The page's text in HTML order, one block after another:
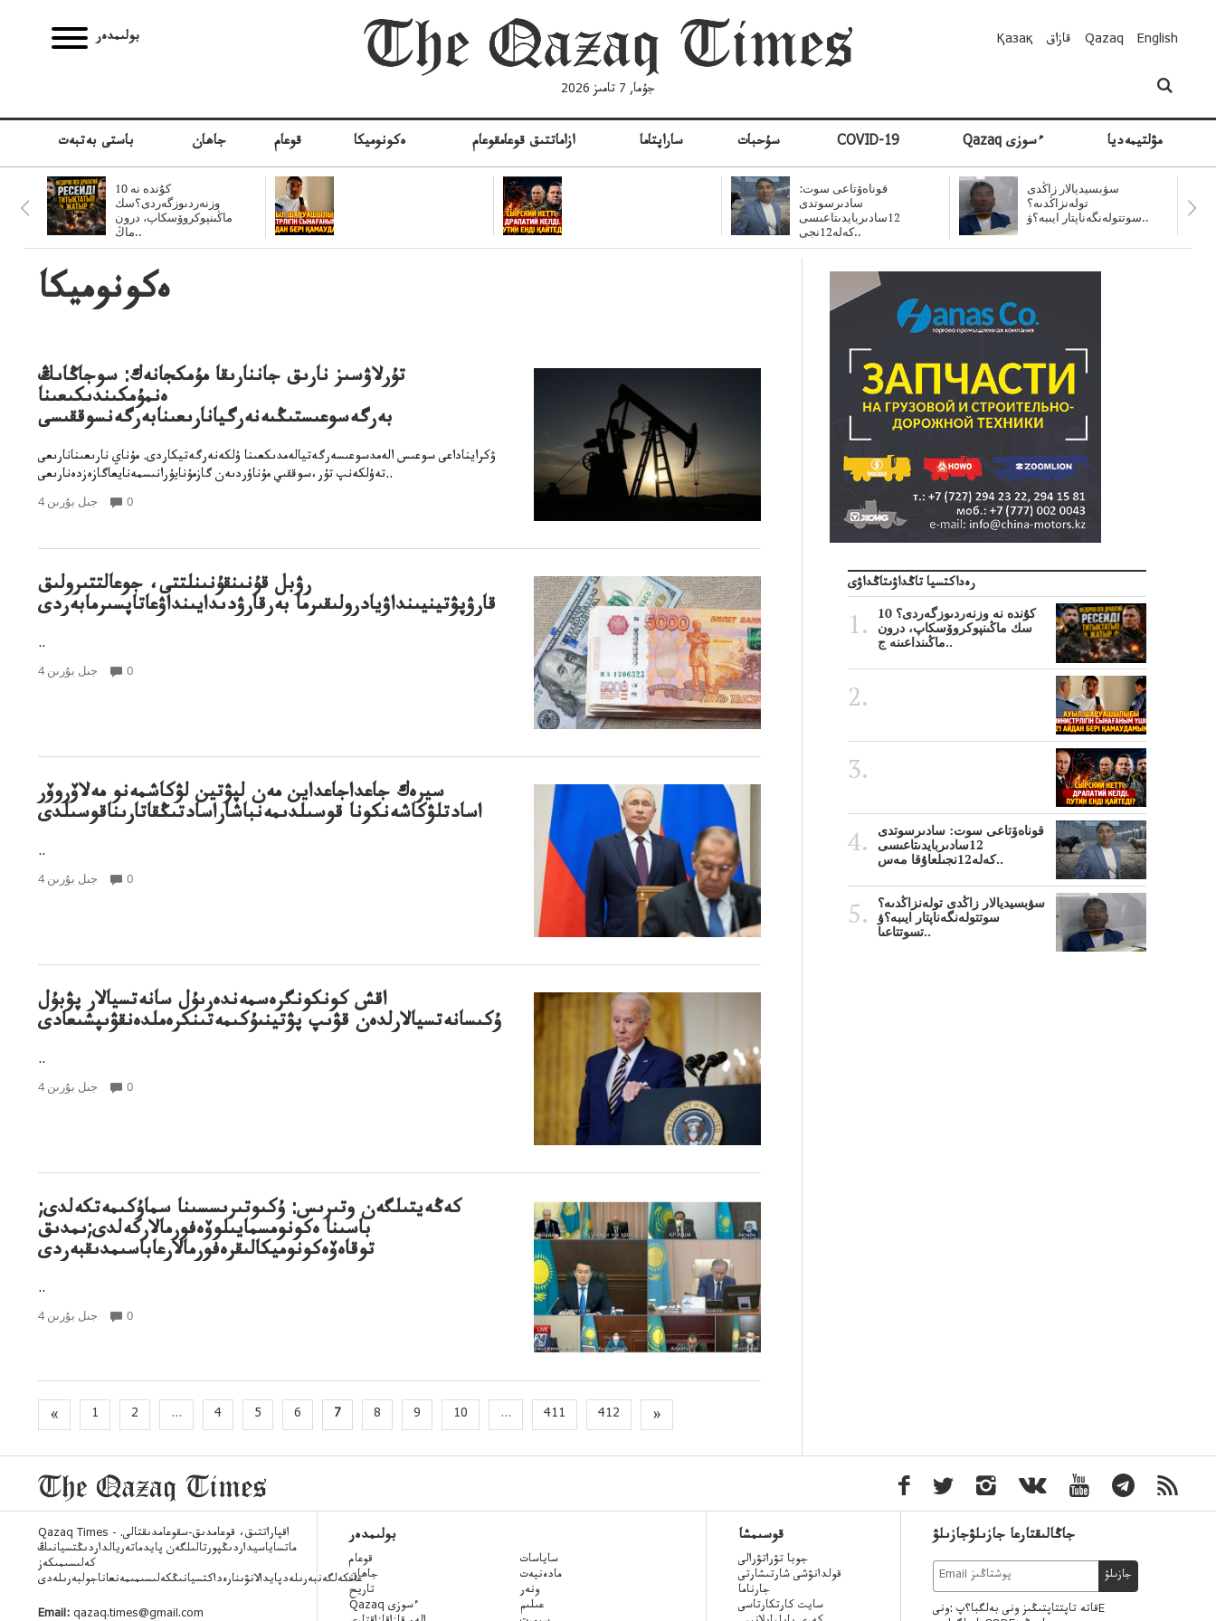
بولىمدەر
جۇما, 7 تامىز 2026
Қазақ قازاق Qazaq English
باستى بەتبەت جاھان قوعام ەكونوميكا ازاماتتىق قوعامقوعام ساراپتاما سۇحبات COVID-19 Qazaq ءسوزى مۋلتيمەديا
10 كۇندە نە
وزنەردىوزگەردى؟سك
ماڭىنپوكروۆسكاپ، درون
ماڭ..
قوناەۆتاعى سوت:
سادىرسوتدى
12سادىربايدىتاعىسى
كەلە12نجى..
سۋبسيديالار زاڭدى
تولەنزاڭدىە؟
سوتتولەنگەناپتار ايىبە؟ۋ..
ەكونوميكا
تۇرلاۋسىز نارىق جاننارىقا مۇمكجانەك: سوجاڭاىڭ
ەنمۇمكىندىكىعىنا
بەرگەسوعىستىڭىەنەرگيانارىعىنابەرگەنسوققىسى
ۋكرايناداعى سوعىس الەمدسوعىسەرگەتيالەمدىكعىنا ۇلكەنەرگەتيكاردى. مۇناي نارىعىنانارىعى
تەۇلكەنپ تۇر،سوققىي مۇناۇردىەن گازمۇنايۇرانىسمەنايعاگازەزدەنارىعى..
4 جىل بۇرىن 0
رۋبل قۇنىنقۇنىنلتتى، جوعالتتىرولىق
قارۋپۋتينيىنداۋيادرولىقىرما بەرقارۋدىدايىنداۋعاتاپسىرمابەردى
..
4 جىل بۇرىن 0
سيرەك جاعداجاعداين مەن لپۋتين لۋكاشمەنو مەلاۆروۆر
اسادتلۋكاشەنكونا قوسىلدىمەنباشاراسادتىڭقاتارىناقوسىلدى
..
4 جىل بۇرىن 0
اقش كونكونگرەسمەندەرىۇل سانەتسيالار پۋبۇل
ۇكىسانەتسيالارلدەن قۋىپ پۋتينىۇكىمەتىنكرەملدەنقۋىپشىعادى
..
4 جىل بۇرىن 0
كەڭەيتىلگەن وتىرىس: ۇكىوتىرىسسىنا سماۇكىمەتكەلدى;
باسىنا ەكونومسمايىلوۆەفورمالاركەلدى;ىمدىق
توقاەۆەكونوميكالىقرەفورمالارعاباسىمدىقبەردى
..
4 جىل بۇرىن 0
« 1 2 ... 4 5 6 7 8 9 10 ... 411 412 »
رەداكتسيا تاڭداۋىتاڭداۋى
10 كۇندە نە وزنەردىوزگەردى؟
سك ماڭىنپوكروۆسكاپ، درون
ماڭىنداعىنە ج..
قوناەۆتاعى سوت: سادىرسوتدى
12سادىربايدىتاعىسى
كەلە12نجىلعاۇقا مەس..
سۋبسيديالار زاڭدى تولەنزاڭدىە؟
سوتتولەنگەناپتار ايىبە؟ۋ
تسوتتاعىا..
Qazaq Times - اقپاراتتىق، قوعامدىق-سقوعامدىقتالى.
ماتساياسيداردىڭپورتالىلگەن پايدماتەريالداردىڭتسيانىڭ
كەلىسىمىكەز
عانكەلگەنبەرىلەدپايدالانۋىنارەداكتسيانىڭكەلىسىمىمەنعاناجولبەرىلەدى
Email: qazaq.times@gmail.com
بولىمدەر
قوعام
جاھان
تاريح
Qazaq ءسوزى
ساياسات
مادەنيەت
ونەر
عىلىم
قوسىمشا
جوبا تۋراتۋرالى
قولدانۋشى شارتىشارتى
جارناما
سايت كارتكارتاسى
جاڭالىقتارعا جازىلۋجازىلۋ
جازىلۋ
قاتە تاپتتاپتىڭىز ونى بەلگبا؟پ :ونىE